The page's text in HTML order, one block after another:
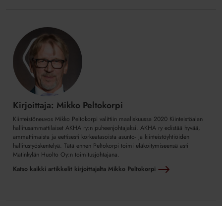
Kirjoittaja: Mikko Peltokorpi
Kiinteistöneuvos Mikko Peltokorpi valittiin maaliskuussa 2020 Kiinteistöalan
hallitusammattilaiset AKHA ry:n puheenjohtajaksi. AKHA ry edistää hyvää,
ammattimaista ja eettisesti korkeatasoista asunto- ja kiinteistöyhtiöiden
hallitustyöskentelyä. Tätä ennen Peltokorpi toimi eläköitymiseensä asti
Matinkylän Huolto Oy:n toimitusjohtajana.
Katso kaikki artikkelit kirjoittajalta Mikko Peltokorpi